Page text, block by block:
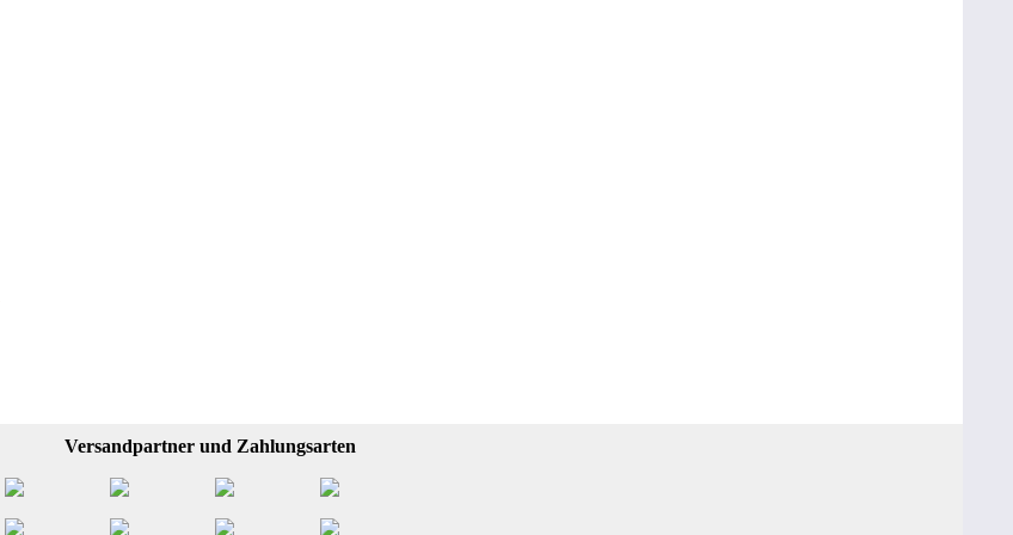
Versandpartner und Zahlungsarten